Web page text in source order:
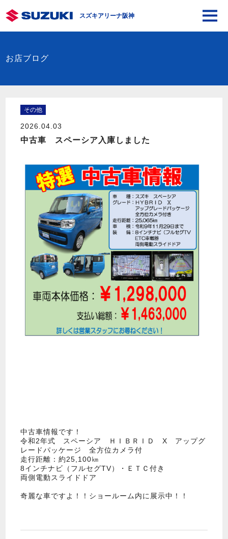
スズキアリーナ阪神
お店ブログ
その他
2026.04.03
中古車 スペーシア入庫しました
中古車情報です！
令和2年式 スペーシア ＨＩＢＲＩＤ X アップグ
レードパッケージ 全方位カメラ付
走行距離：約25,100㎞
8インチナビ（フルセグTV）・ＥＴＣ付き
両側電動スライドドア
奇麗な車ですよ！！ショールーム内に展示中！！